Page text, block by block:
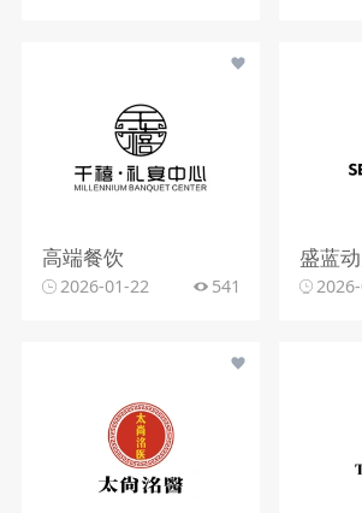
高端餐饮
2026-01-22 541
盛蓝